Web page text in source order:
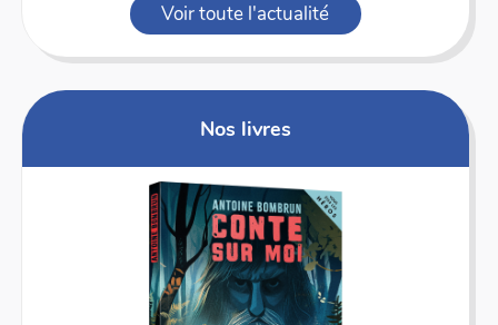
Voir toute l'actualité
Nos livres